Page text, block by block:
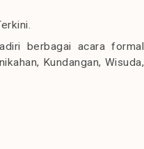
berbagai acara formal
Kundangan, Wisuda,